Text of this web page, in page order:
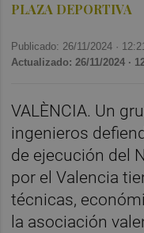
PLAZA DEPORTIVA
Publicado: 26/11/2024 ·
Actualizado: 26/11/2024 ·
VALÈNCIA. Un
ingenieros
de ejecución del
por el Valencia
técnicas,
la asociación